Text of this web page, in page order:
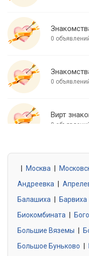
0
0
Вирт
0
0
0 объявлений
Москва
Андреевка
Балашиха
Барвиха
Биокомбината
Большие Вяземы
Большое Буньково